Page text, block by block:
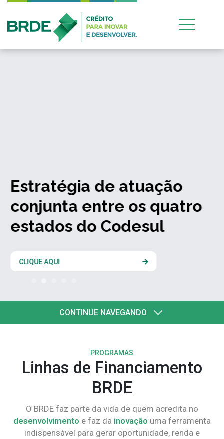
Estratégia de atuação
conjunta entre os quatro
estados do Codesul
CLIQUE AQUI
CONTINUE NAVEGANDO
PROGRAMAS
Linhas de Financiamento
BRDE
O BRDE faz parte da vida de quem acredita no
desenvolvimento e faz da inovação uma ferramenta
indispensável para gerar oportunidade, renda e